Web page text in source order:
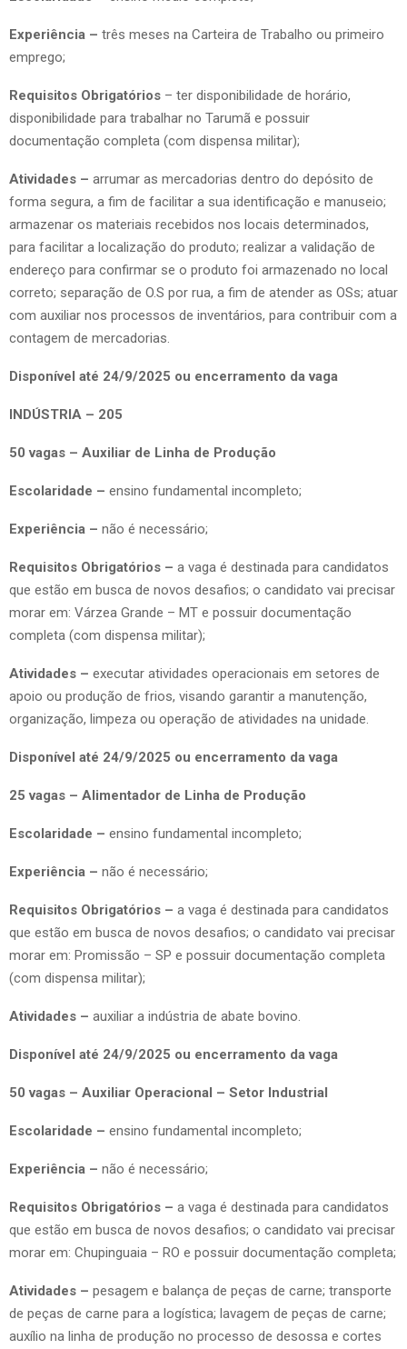
Experiência – três meses na Carteira de Trabalho ou primeiro
emprego;
Requisitos Obrigatórios – ter disponibilidade de horário,
disponibilidade para trabalhar no Tarumã e possuir
documentação completa (com dispensa militar);
Atividades – arrumar as mercadorias dentro do depósito de
forma segura, a fim de facilitar a sua identificação e manuseio;
armazenar os materiais recebidos nos locais determinados,
para facilitar a localização do produto; realizar a validação de
endereço para confirmar se o produto foi armazenado no local
correto; separação de O.S por rua, a fim de atender as OSs; atuar
com auxiliar nos processos de inventários, para contribuir com a
contagem de mercadorias.
Disponível até 24/9/2025 ou encerramento da vaga
INDÚSTRIA – 205
50 vagas – Auxiliar de Linha de Produção
Escolaridade – ensino fundamental incompleto;
Experiência – não é necessário;
Requisitos Obrigatórios – a vaga é destinada para candidatos
que estão em busca de novos desafios; o candidato vai precisar
morar em: Várzea Grande – MT e possuir documentação
completa (com dispensa militar);
Atividades – executar atividades operacionais em setores de
apoio ou produção de frios, visando garantir a manutenção,
organização, limpeza ou operação de atividades na unidade.
Disponível até 24/9/2025 ou encerramento da vaga
25 vagas – Alimentador de Linha de Produção
Escolaridade – ensino fundamental incompleto;
Experiência – não é necessário;
Requisitos Obrigatórios – a vaga é destinada para candidatos
que estão em busca de novos desafios; o candidato vai precisar
morar em: Promissão – SP e possuir documentação completa
(com dispensa militar);
Atividades – auxiliar a indústria de abate bovino.
Disponível até 24/9/2025 ou encerramento da vaga
50 vagas – Auxiliar Operacional – Setor Industrial
Escolaridade – ensino fundamental incompleto;
Experiência – não é necessário;
Requisitos Obrigatórios – a vaga é destinada para candidatos
que estão em busca de novos desafios; o candidato vai precisar
morar em: Chupinguaia – RO e possuir documentação completa;
Atividades – pesagem e balança de peças de carne; transporte
de peças de carne para a logística; lavagem de peças de carne;
auxílio na linha de produção no processo de desossa e cortes